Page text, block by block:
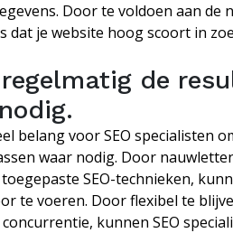
Door te voldoen aan de
dat je website hoog scoort in
de
belang voor SEO specialisten
waar nodig. Door
SEO-technieken,
te voeren. Door flexibel te
kunnen SEO